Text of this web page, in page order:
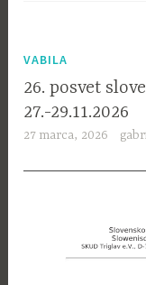
VABILA
26. posvet
27.-29.11.2026
27 marca, 2026